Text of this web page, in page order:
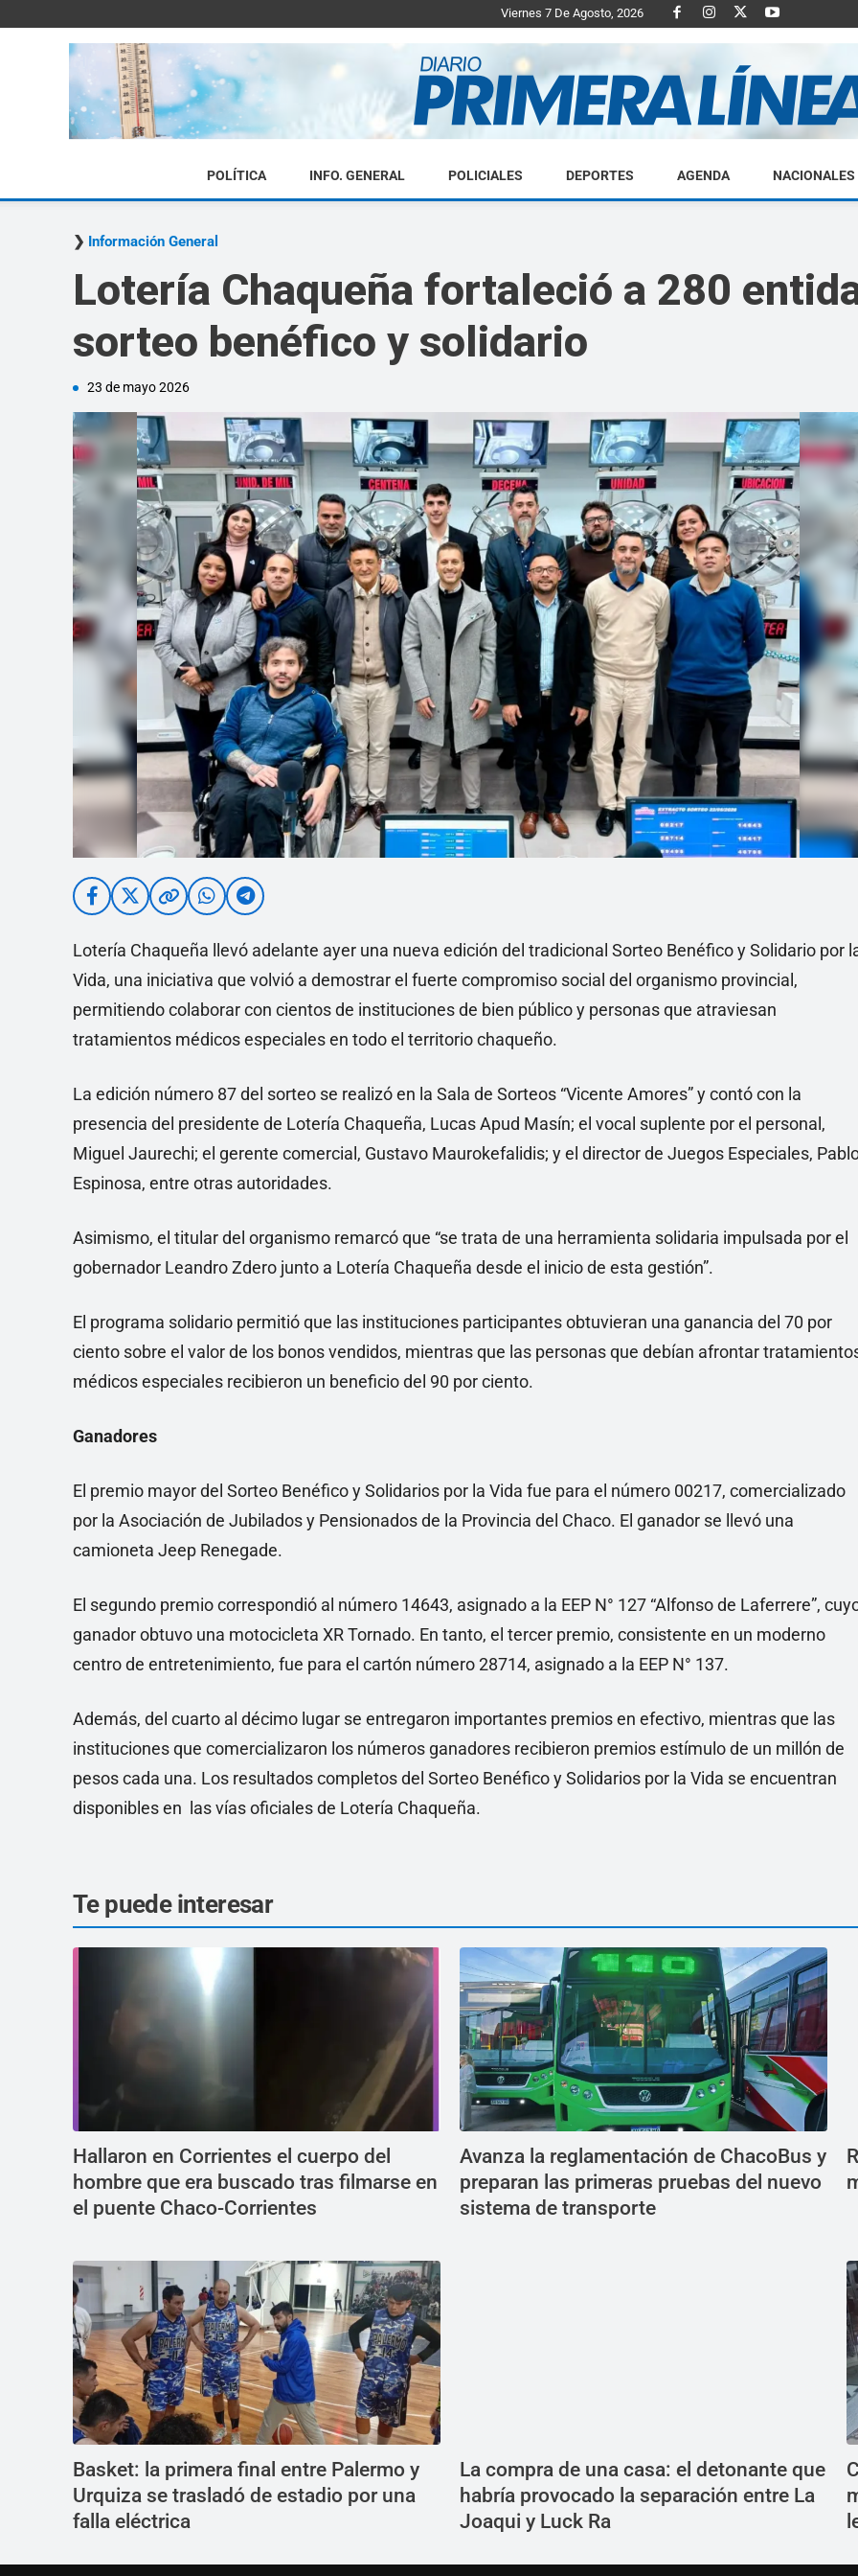
Viernes 7 De Agosto, 2026
Diario
Linea
POLÍTICA INFO. GENERAL POLICIALES DEPORTES AGENDA NACIONALES
Información General
Lotería Chaqueña fortaleció a 280
sorteo benéfico y solidario
23 de mayo 2026
Lotería Chaqueña llevó adelante ayer una nueva edición del tradicional Sorteo Benéfico y Solidario por
Vida, una iniciativa que volvió a demostrar el fuerte compromiso social del organismo provincial,
permitiendo colaborar con cientos de instituciones de bien público y personas que atraviesan
tratamientos médicos especiales en todo el territorio chaqueño.
La edición número 87 del sorteo se realizó en la Sala de Sorteos “Vicente Amores” y contó con la
presencia del presidente de Lotería Chaqueña, Lucas Apud Masín; el vocal suplente por el personal,
Miguel Jaurechi; el gerente comercial, Gustavo Maurokefalidis; y el director de Juegos Especiales,
Espinosa, entre otras autoridades.
Asimismo, el titular del organismo remarcó que “se trata de una herramienta solidaria impulsada por el
gobernador Leandro Zdero junto a Lotería Chaqueña desde el inicio de esta gestión”.
El programa solidario permitió que las instituciones participantes obtuvieran una ganancia del 70 por
ciento sobre el valor de los bonos vendidos, mientras que las personas que debían afrontar
médicos especiales recibieron un beneficio del 90 por ciento.
Ganadores
El premio mayor del Sorteo Benéfico y Solidarios por la Vida fue para el número 00217, comercializado
por la Asociación de Jubilados y Pensionados de la Provincia del Chaco. El ganador se llevó una
camioneta Jeep Renegade.
El segundo premio correspondió al número 14643, asignado a la EEP N° 127 “Alfonso de Laferrere”,
ganador obtuvo una motocicleta XR Tornado. En tanto, el tercer premio, consistente en un moderno
centro de entretenimiento, fue para el cartón número 28714, asignado a la EEP N° 137.
Además, del cuarto al décimo lugar se entregaron importantes premios en efectivo, mientras que las
instituciones que comercializaron los números ganadores recibieron premios estímulo de un millón de
pesos cada una. Los resultados completos del Sorteo Benéfico y Solidarios por la Vida se encuentran
disponibles en las vías oficiales de Lotería Chaqueña.
Te puede interesar
Hallaron en Corrientes el cuerpo del
hombre que era buscado tras filmarse en
el puente Chaco-Corrientes
Avanza la reglamentación de ChacoBus y
preparan las primeras pruebas del nuevo
sistema de transporte
Basket: la primera final entre Palermo y
Urquiza se trasladó de estadio por una
falla eléctrica
La compra de una casa: el detonante que
habría provocado la separación entre La
Joaqui y Luck Ra